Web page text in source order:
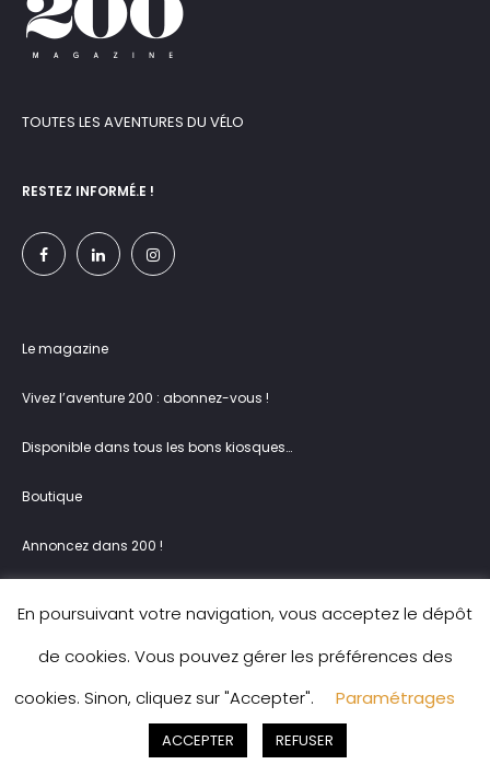
TOUTES LES AVENTURES DU VÉLO
RESTEZ INFORMÉ.E !
Le magazine
Vivez l’aventure 200 : abonnez-vous !
Disponible dans tous les bons kiosques…
Boutique
Annoncez dans 200 !
En poursuivant votre navigation, vous acceptez le dépôt
de cookies. Vous pouvez gérer les préférences des
cookies. Sinon, cliquez sur "Accepter".
Paramétrages
ACCEPTER REFUSER